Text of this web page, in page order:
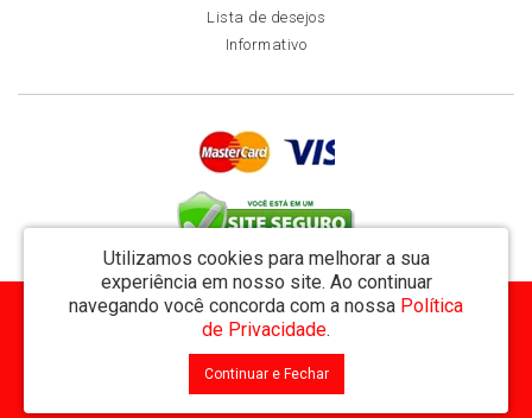
Lista de desejos
Informativo
Utilizamos cookies para melhorar a sua
experiência em nosso site. Ao continuar
navegando você concorda com a nossa Política
de Privacidade.
Continuar e Fechar
MVT Comércio de Representação de Livros Ltda - CNPJ: 11.162.894/0001-32
Rua Visconde de Utinga 234 - Parque das Laranjeiras - Manaus / AM - CEP: 69058-810
MVT Livraria © 2026